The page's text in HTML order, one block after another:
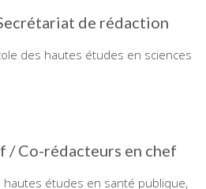
de rédaction
des hautes études en sciences
/ Co-rédacteurs en chef
hautes études en santé publique,